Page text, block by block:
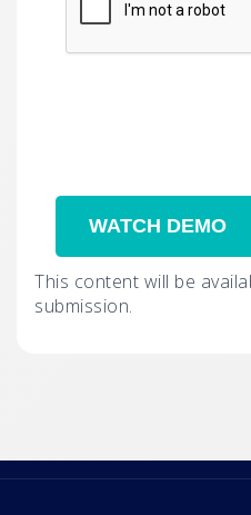
This content will be
submission.